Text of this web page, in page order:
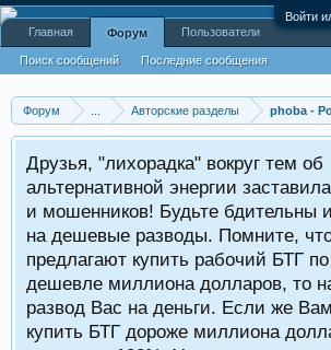
Войти
Форум Авторские разделы phoba -
Друзья, "лихорадка" вокруг тем об
альтернативной энергии
и мошенников! Будьте бдительны
на дешевые разводы. Помните,
предлагают купить рабочий БТГ
дешевле миллиона долларов, то
развод Вас на деньги. Если же
купить БТГ дороже миллиона
Главная Форум
Поиск сообщений Последние сообщения
Пользователи